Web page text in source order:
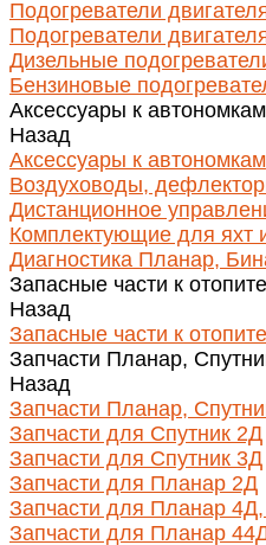
Подогреватели
Подогреватели
Дизельные
Бензиновые
Аксессуары к автономкам
Назад
Аксессуары к автономкам
Воздуховоды,
Дистанционное
Комплектующие для яхт
Диагностика Планар,
Запасные части к
Назад
Запасные части к
Запчасти Планар,
Назад
Запчасти Планар,
Запчасти для Спутник 2Д
Запчасти для Спутник 3Д
Запчасти для Планар 2Д
Запчасти для Планар
Запчасти для Планар